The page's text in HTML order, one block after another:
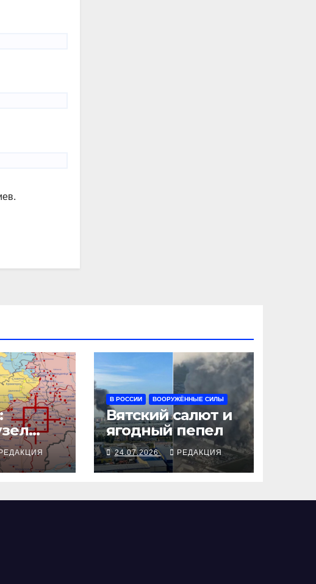
В РОССИИ ВООРУЖЁННЫЕ СИЛЫ
Вятский салют и
ягодный пепел
24.07.2026 РЕДАКЦИЯ